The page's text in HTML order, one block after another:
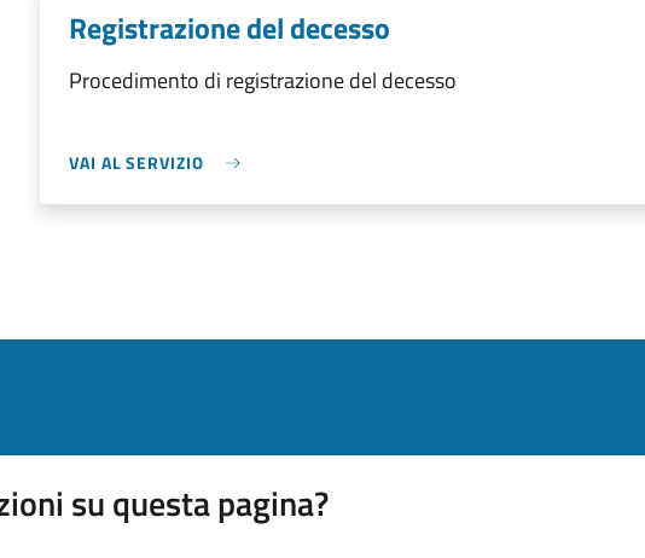
Registrazione del decesso
Procedimento di registrazione del decesso
VAI AL SERVIZIO
su questa pagina?